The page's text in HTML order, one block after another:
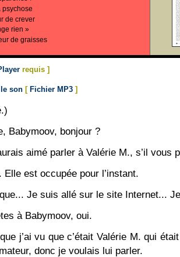
psychose
de crever
rien »
de graisses
requis ]
son [ Fichier MP3 ]
Babymoov, bonjour ?
aimé parler à Valérie M., s’il vous
Elle est occupée pour l’instant.
Je suis allé sur le site Internet...
à Babymoov, oui.
j’ai vu que c’était Valérie M. qui
donc je voulais lui parler.